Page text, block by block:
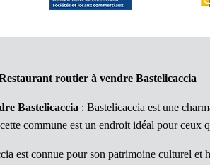
routier à vendre Bastelicaccia
Bastelicaccia : Bastelicaccia est une
commune est un endroit idéal pour ceux
est connue pour son patrimoine culturel